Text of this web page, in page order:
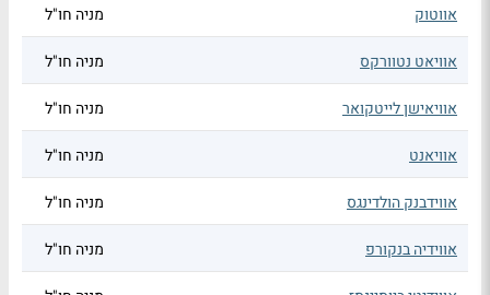
אווטוק מניה חו"ל
אוויאט נטוורקס מניה חו"ל
אוויאישן לייטקואר מניה חו"ל
אוויאנט מניה חו"ל
אווידבנק הולדינגס מניה חו"ל
אווידיה בנקורפ מניה חו"ל